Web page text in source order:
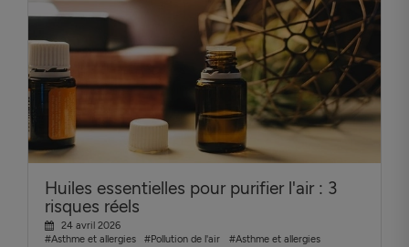
Huiles essentielles pour purifier l'air : 3
risques réels
24 avril 2026
#Asthme et allergies
#Pollution de l'air #Asthme et allergies